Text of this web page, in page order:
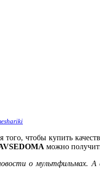
того, чтобы купить
можно
о мультфильмах.